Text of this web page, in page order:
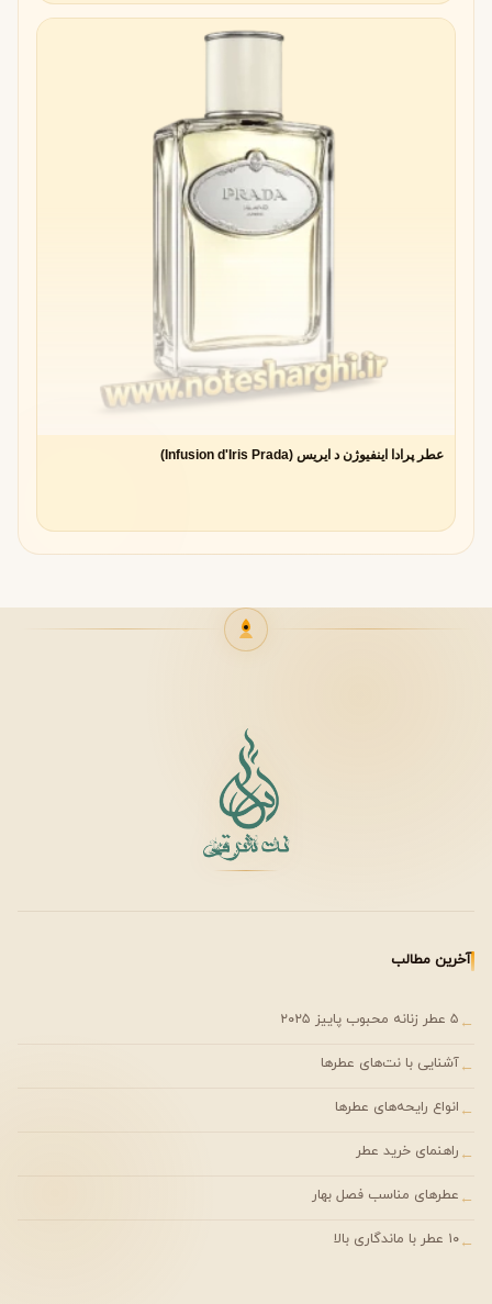
عطر پرادا اینفیوژن د ایریس (Infusion d'Iris Prada)
آخرین مطالب
← ۵ عطر زنانه محبوب پاییز ۲۰۲۵
←آشنایی با نت‌های عطرها
← انواع رایحه‌های عطرها
← راهنمای خرید عطر
← عطرهای مناسب فصل بهار
←۱۰ عطر با ماندگاری بالا